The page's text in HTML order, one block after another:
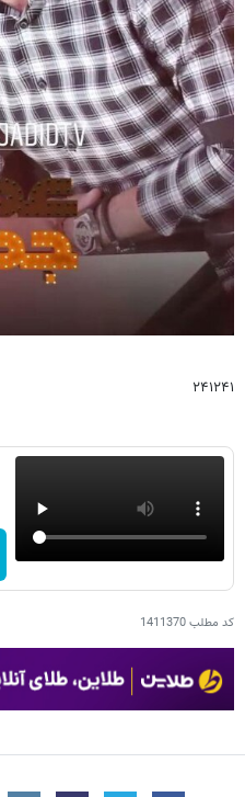
۲۴۱۲۴۱
کد مطلب1411370